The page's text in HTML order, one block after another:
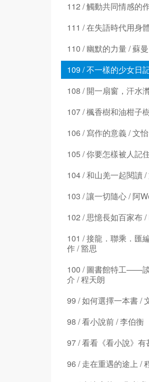
112 / 觸動共同情感的
111 / 在失語時代用身
110 / 幽默的力量 / 蘇
109 / 不一樣的少女日
108 / 開一扇窗，汗水
107 / 楓香樹和油柑子
106 / 寫作的意義 / 文怡
105 / 你要怎樣被人記
104 / 和山羌一起閱讀 /
103 / 讓一切隨心 / 阿
102 / 思憶長如百家布
101 / 接龍．聯乘．
作 / 豁思
100 / 圖書館特工——
介 / 程天朗
99 / 如何選擇一本書 /
98 / 看小說前 / 李伯衡
97 / 看看《看小說》有
96 / 走在重遇的途上 /